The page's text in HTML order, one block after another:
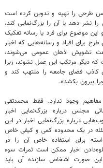
طرحی را تهیه و تدوین کرده است
نشر دهد یا آن را بزرگ‌نمایی کند،
این موضوع برای فرد یا رسانه‌ تفکیک
برای افراد و رسانه‌هایی که اخبار
تشویش اذهان عمومی می‌شوند،
دیگر مرتکب این عمل نشوند، زیرا
فضای جامعه را ملتهب کند و
بیرون بکشد».
وجود ندارد. فقط محمدتقی
مجلس درباره بزرگ‌نمایی اخبار
درباره بزرگ‌نمایی اخبار در این
در یک محدوده کمی و کیفی خاص
برای استفاده خاص آن را در
اخبار ممکن است ثمرات سوء
این صورت اشخاص سازنده آن باید